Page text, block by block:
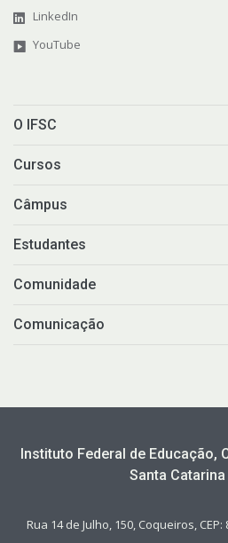
LinkedIn
YouTube
O IFSC
Cursos
Câmpus
Estudantes
Comunidade
Comunicação
Instituto Federal de Educação,
Santa Catarina
Rua 14 de Julho, 150, Coqueiros,